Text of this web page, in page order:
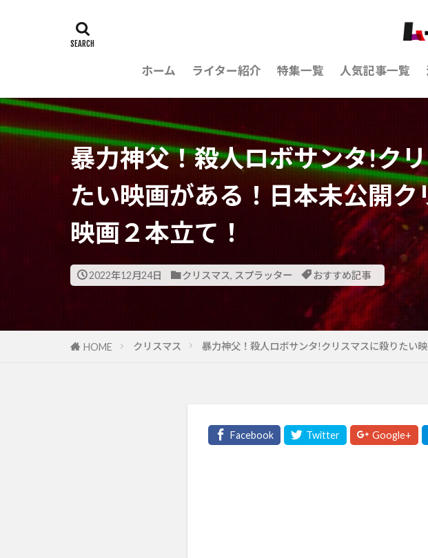
ホーム ライター紹介 特集一覧 人気記事一覧
暴力神父！殺人ロボサンタ!ク
たい映画がある！日本未公開ク
映画２本立て！
2022年12月24日 クリスマス, スプラッター おすすめ記事
HOME クリスマス 暴力神父！殺人ロボサンタ!クリスマスに殺りたい